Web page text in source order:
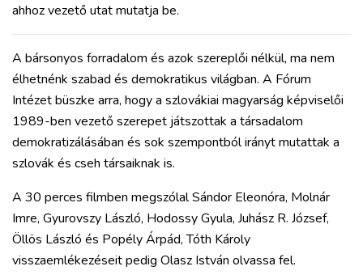
ahhoz vezető utat mutatja be.
A bársonyos forradalom és azok szereplői nélkül, ma nem
élhetnénk szabad és demokratikus világban. A Fórum
Intézet büszke arra, hogy a szlovákiai magyarság képviselői
1989-ben vezető szerepet játszottak a társadalom
demokratizálásában és sok szempontból irányt mutattak a
szlovák és cseh társaiknak is.
A 30 perces filmben megszólal Sándor Eleonóra, Molnár
Imre, Gyurovszy László, Hodossy Gyula, Juhász R. József,
Öllös László és Popély Árpád, Tóth Károly
visszaemlékezéseit pedig Olasz István olvassa fel.